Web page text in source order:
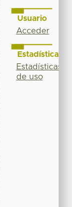
Usuario
Acceder
Estadísticas
Estadísticas
de uso